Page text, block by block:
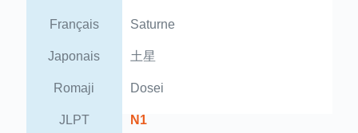
Français Saturne
Japonais 土星
Romaji Dosei
JLPT N1